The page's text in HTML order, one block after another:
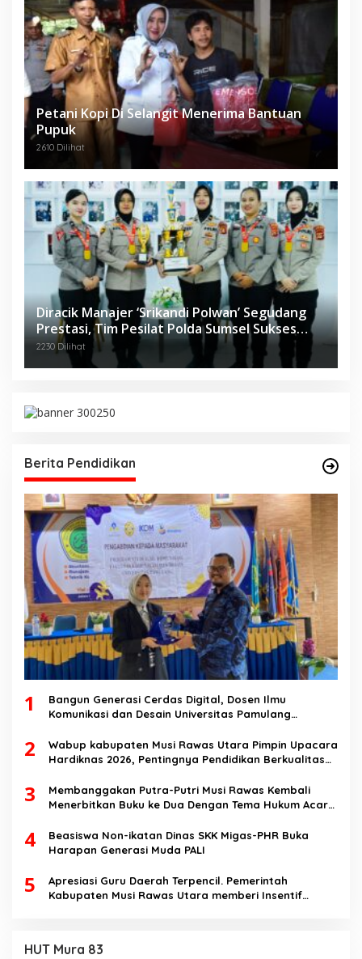
Petani Kopi Di Selangit Menerima Bantuan
Pupuk
2610 Dilihat
Diracik Manajer ‘Srikandi Polwan’ Segudang
Prestasi, Tim Pesilat Polda Sumsel Sukses
Diajang Kejurnas Menpora Cup II 2024
2230 Dilihat
Berita Pendidikan
1
Bangun Generasi Cerdas Digital, Dosen Ilmu
Komunikasi dan Desain Universitas Pamulang
Speech di SMK Ikhlas Jawilan
2
Wabup kabupaten Musi Rawas Utara Pimpin Upacara
Hardiknas 2026, Pentingnya Pendidikan Berkualitas
3
Membanggakan Putra-Putri Musi Rawas Kembali
Menerbitkan Buku ke Dua Dengan Tema Hukum Acara
4
Beasiswa Non-ikatan Dinas SKK Migas-PHR Buka
Harapan Generasi Muda PALI
5
Apresiasi Guru Daerah Terpencil. Pemerintah
Kabupaten Musi Rawas Utara memberi Insentif
HUT Mura 83